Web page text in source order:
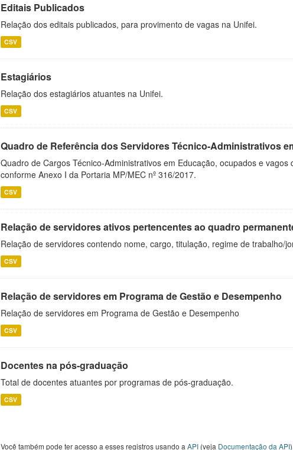
Editais Publicados
Relação dos editais publicados, para provimento de vagas na Unifei.
CSV
Estagiários
Relação dos estagiários atuantes na Unifei.
CSV
Quadro de Referência dos Servidores Técnico-Administrativos
Quadro de Cargos Técnico-Administrativos em Educação, ocupados e vagos
conforme Anexo I da Portaria MP/MEC nº 316/2017.
CSV
Relação de servidores ativos pertencentes ao quadro
Relação de servidores contendo nome, cargo, titulação, regime de trabalho/
CSV
Relação de servidores em Programa de Gestão e Desempenho
Relação de servidores em Programa de Gestão e Desempenho
CSV
Docentes na pós-graduação
Total de docentes atuantes por programas de pós-graduação.
CSV
Você também pode ter acesso a esses registros usando a API (veja Documentação da API).